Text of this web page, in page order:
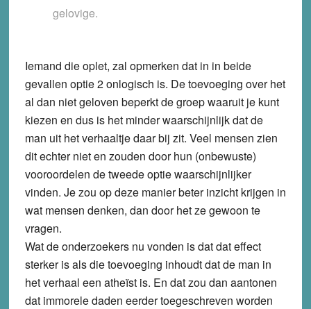
gelovige.
Iemand die oplet, zal opmerken dat in in beide
gevallen optie 2 onlogisch is. De toevoeging over het
al dan niet geloven beperkt de groep waaruit je kunt
kiezen en dus is het minder waarschijnlijk dat de
man uit het verhaaltje daar bij zit. Veel mensen zien
dit echter niet en zouden door hun (onbewuste)
vooroordelen de tweede optie waarschijnlijker
vinden. Je zou op deze manier beter inzicht krijgen in
wat mensen denken, dan door het ze gewoon te
vragen.
Wat de onderzoekers nu vonden is dat dat effect
sterker is als die toevoeging inhoudt dat de man in
het verhaal een atheïst is. En dat zou dan aantonen
dat immorele daden eerder toegeschreven worden